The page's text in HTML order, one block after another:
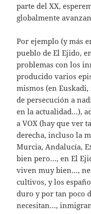
parte del XX,
globalmente
Por ejemplo (y más
pueblo de El Ejido,
problemas con los
producido varios
mismos (en
de persecución a
en la actualidad…),
a VOX (hay que ver
derecha, incluso la
Murcia, Andalucía,
bien pero…, en El
viven muy bien…,
cultivos, y los
duro y por tan poco
necesitan…,